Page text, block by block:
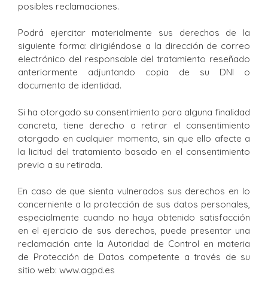
posibles reclamaciones.
Podrá ejercitar materialmente sus derechos de la
siguiente forma: dirigiéndose a la dirección de correo
electrónico del responsable del tratamiento reseñado
anteriormente adjuntando copia de su DNI o
documento de identidad.
Si ha otorgado su consentimiento para alguna finalidad
concreta, tiene derecho a retirar el consentimiento
otorgado en cualquier momento, sin que ello afecte a
la licitud del tratamiento basado en el consentimiento
previo a su retirada.
En caso de que sienta vulnerados sus derechos en lo
concerniente a la protección de sus datos personales,
especialmente cuando no haya obtenido satisfacción
en el ejercicio de sus derechos, puede presentar una
reclamación ante la Autoridad de Control en materia
de Protección de Datos competente a través de su
sitio web: www.agpd.es